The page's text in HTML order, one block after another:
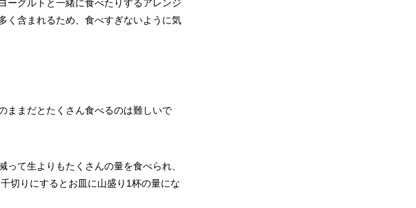
ーグルトと一緒に食べたりするアレンジ
く含まれるため、食べすぎないように気
ままだとたくさん食べるのは難しいで
て生よりもたくさんの量を食べられ、
切りにするとお皿に山盛り1杯の量にな